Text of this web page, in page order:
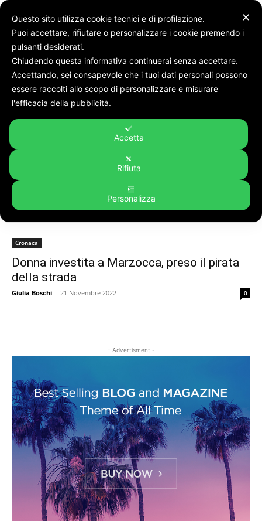
Tag:grigio
Cronaca
Donna investita a Marzocca, preso il pirata
della strada
Giulia Boschi - 21 Novembre 2022 0
- Advertisment -
✕
Questo sito utilizza cookie tecnici e di profilazione.
Puoi accettare, rifiutare o personalizzare i cookie premendo i
pulsanti desiderati.
Chiudendo questa informativa continuerai senza accettare.
Accettando, sei consapevole che i tuoi dati personali possono
essere raccolti allo scopo di personalizzare e misurare
l'efficacia della pubblicità.
Accetta
Rifiuta
Personalizza